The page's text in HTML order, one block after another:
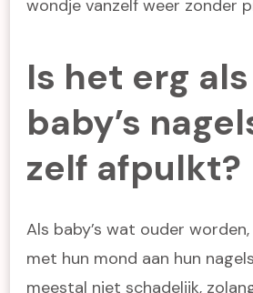
wondje vanzelf weer zonder
Is het erg
baby’s
zelf afpulkt?
Als baby’s wat ouder
met hun mond aan hun
meestal niet schadelijk,